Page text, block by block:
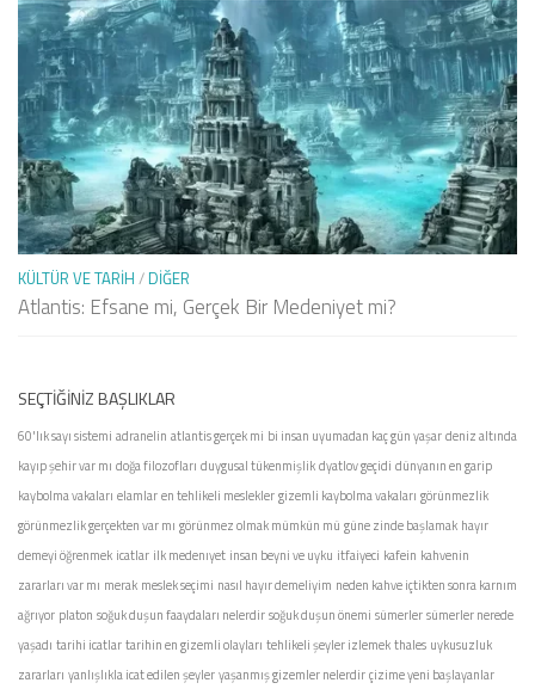
KÜLTÜR VE TARIH / DIĞER
Atlantis: Efsane mi, Gerçek Bir Medeniyet mi?
SEÇTIĞINIZ BAŞLIKLAR
60'lık sayı sistemi adranelin atlantis gerçek mi bi insan uyumadan kaç gün yaşardeniz altında
kayıp şehir var mı doğa filozofları duygusal tükenmişlikdyatlov geçidi dünyanın en garip
kaybolma vakaları elamlaren tehlikeli mesleklergizemli kaybolma vakaları görünmezlik
görünmezlik gerçekten var mı görünmez olmak mümkün mü güne zinde başlamak hayır
demeyi öğrenmek icatlar ilk medenıyet insan beyni ve uyku itfaiyeci kafein kahvenin
zararları var mı merak meslek seçimi nasıl hayır demeliyim neden kahve içtikten sonra karnım
ağrıyor platon soğuk duşun faaydaları nelerdirsoğuk duşun önemi sümerlersümerler nerede
yaşadı tarihi icatlartarihin en gizemli olayları tehlikeli şeyler izlemekthales uykusuzluk
zararları yanlışlıkla icat edilen şeyleryaşanmış gizemler nelerdirçizime yeni başlayanlar